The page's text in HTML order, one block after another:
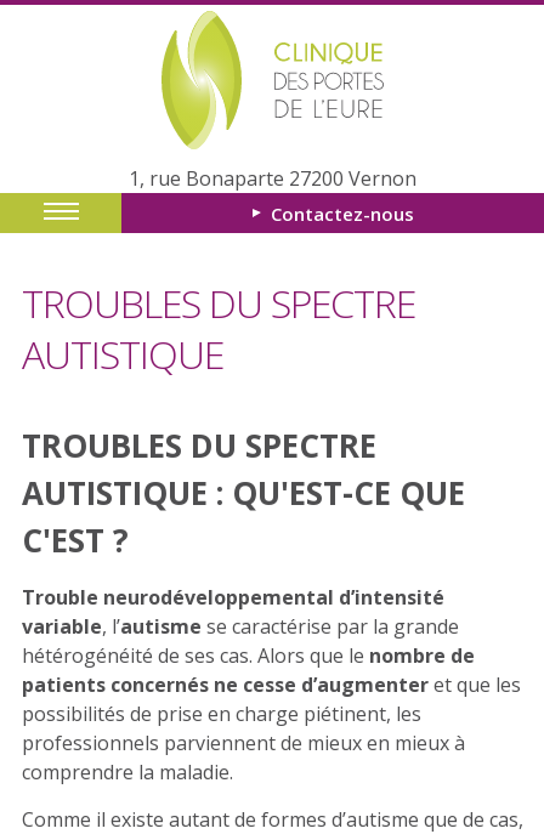
1, rue Bonaparte 27200 Vernon
Contactez-nous
TROUBLES DU SPECTRE
AUTISTIQUE
TROUBLES DU SPECTRE
AUTISTIQUE : QU'EST-CE QUE
C'EST ?
Trouble neurodéveloppemental d’intensité
variable, l’autisme se caractérise par la grande
hétérogénéité de ses cas. Alors que le nombre de
patients concernés ne cesse d’augmenteret que les
possibilités de prise en charge piétinent, les
professionnels parviennent de mieux en mieux à
comprendre la maladie.
Comme il existe autant de formes d’autisme que de cas,